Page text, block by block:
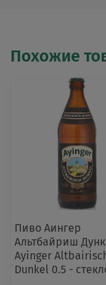
Похожие
Пиво Аингер
Альтбайриш
Ayinger
Dunkel 0.5 -